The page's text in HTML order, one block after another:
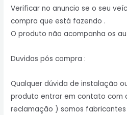
Verificar no anuncio se o seu
compra que está fazendo .
O produto não acompanha os
Duvidas pós compra :
Qualquer dúvida de instalação
produto entrar em contato com
reclamação ) somos